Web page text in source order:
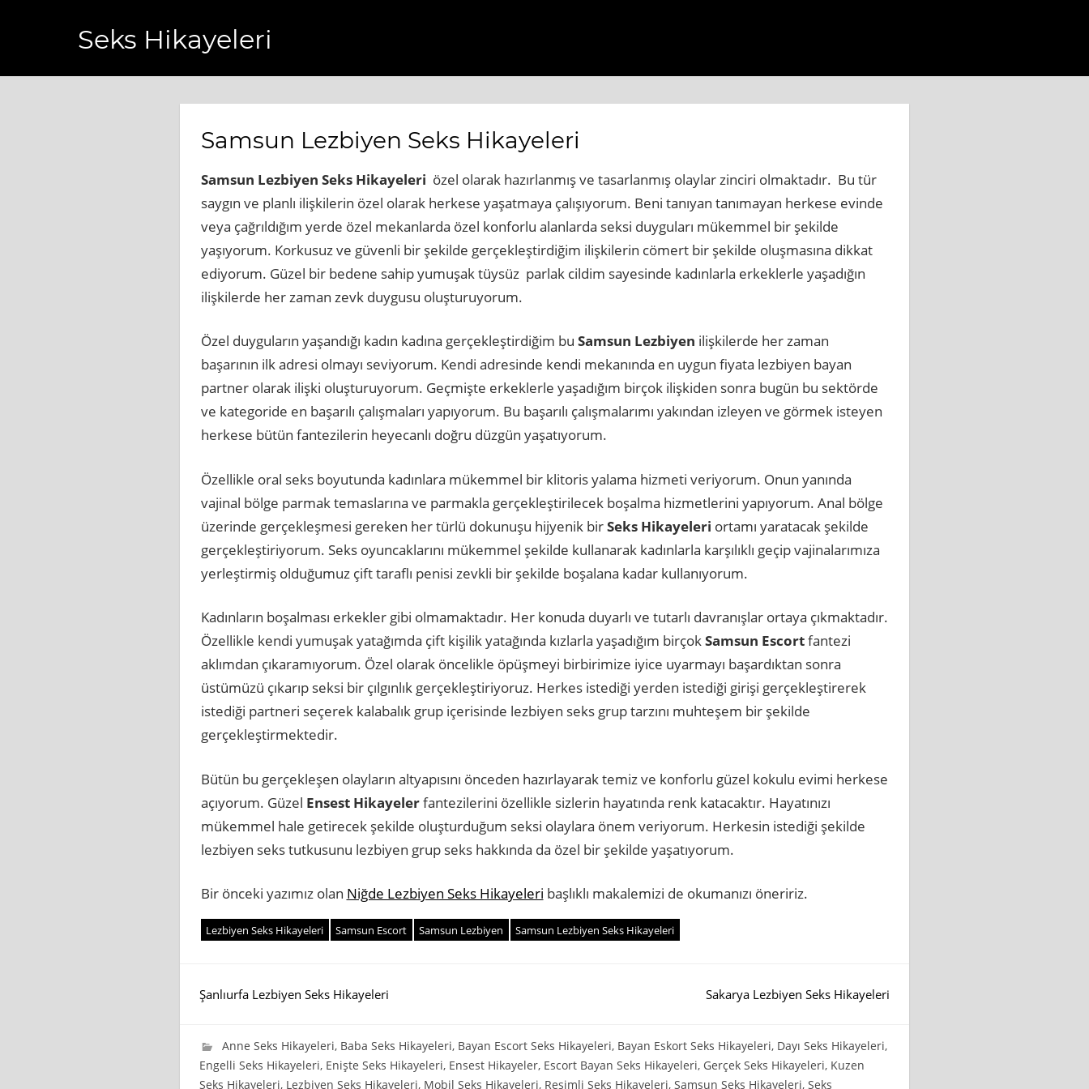
Seks Hikayeleri
Samsun Lezbiyen Seks Hikayeleri
Samsun Lezbiyen Seks Hikayeleri özel olarak hazırlanmış ve tasarlanmış olaylar zinciri olmaktadır. Bu tür
saygın ve planlı ilişkilerin özel olarak herkese yaşatmaya çalışıyorum. Beni tanıyan tanımayan herkese evinde
veya çağrıldığım yerde özel mekanlarda özel konforlu alanlarda seksi duyguları mükemmel bir şekilde
yaşıyorum. Korkusuz ve güvenli bir şekilde gerçekleştirdiğim ilişkilerin cömert bir şekilde oluşmasına dikkat
ediyorum. Güzel bir bedene sahip yumuşak tüysüz parlak cildim sayesinde kadınlarla erkeklerle yaşadığın
ilişkilerde her zaman zevk duygusu oluşturuyorum.
Özel duyguların yaşandığı kadın kadına gerçekleştirdiğim bu Samsun Lezbiyen ilişkilerde her zaman
başarının ilk adresi olmayı seviyorum. Kendi adresinde kendi mekanında en uygun fiyata lezbiyen bayan
partner olarak ilişki oluşturuyorum. Geçmişte erkeklerle yaşadığım birçok ilişkiden sonra bugün bu sektörde
ve kategoride en başarılı çalışmaları yapıyorum. Bu başarılı çalışmalarımı yakından izleyen ve görmek isteyen
herkese bütün fantezilerin heyecanlı doğru düzgün yaşatıyorum.
Özellikle oral seks boyutunda kadınlara mükemmel bir klitoris yalama hizmeti veriyorum. Onun yanında
vajinal bölge parmak temaslarına ve parmakla gerçekleştirilecek boşalma hizmetlerini yapıyorum. Anal bölge
üzerinde gerçekleşmesi gereken her türlü dokunuşu hijyenik birSeks Hikayeleri ortamı yaratacak şekilde
gerçekleştiriyorum. Seks oyuncaklarını mükemmel şekilde kullanarak kadınlarla karşılıklı geçip vajinalarımıza
yerleştirmiş olduğumuz çift taraflı penisi zevkli bir şekilde boşalana kadar kullanıyorum.
Kadınların boşalması erkekler gibi olmamaktadır. Her konuda duyarlı ve tutarlı davranışlar ortaya çıkmaktadır.
Özellikle kendi yumuşak yatağımda çift kişilik yatağında kızlarla yaşadığım birçokSamsun Escortfantezi
aklımdan çıkaramıyorum. Özel olarak öncelikle öpüşmeyi birbirimize iyice uyarmayı başardıktan sonra
üstümüzü çıkarıp seksi bir çılgınlık gerçekleştiriyoruz. Herkes istediği yerden istediği girişi gerçekleştirerek
istediği partneri seçerek kalabalık grup içerisinde lezbiyen seks grup tarzını muhteşem bir şekilde
gerçekleştirmektedir.
Bütün bu gerçekleşen olayların altyapısını önceden hazırlayarak temiz ve konforlu güzel kokulu evimi herkese
açıyorum. Güzel Ensest Hikayelerfantezilerini özellikle sizlerin hayatında renk katacaktır. Hayatınızı
mükemmel hale getirecek şekilde oluşturduğum seksi olaylara önem veriyorum. Herkesin istediği şekilde
lezbiyen seks tutkusunu lezbiyen grup seks hakkında da özel bir şekilde yaşatıyorum.
Bir önceki yazımız olan Niğde Lezbiyen Seks Hikayeleri başlıklı makalemizi de okumanızı öneririz.
Lezbiyen Seks Hikayeleri Samsun Escort Samsun Lezbiyen Samsun Lezbiyen Seks Hikayeleri
Yazı
Şanlıurfa Lezbiyen Seks Hikayeleri Sakarya Lezbiyen Seks Hikayeleri
14 Nisan 2023
wpadmin_745cb4
Anne Seks Hikayeleri, Baba Seks Hikayeleri, Bayan Escort Seks Hikayeleri, Bayan Eskort Seks Hikayeleri, Dayı Seks Hikayeleri,
Engelli Seks Hikayeleri, Enişte Seks Hikayeleri, Ensest Hikayeler, Escort Bayan Seks Hikayeleri, Gerçek Seks Hikayeleri, Kuzen
Seks Hikayeleri, Lezbiyen Seks Hikayeleri, Mobil Seks Hikayeleri, Resimli Seks Hikayeleri, Samsun Seks Hikayeleri, Seks